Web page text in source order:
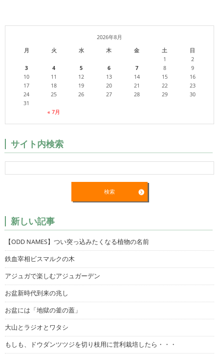
2026年8月
月
火 水 木 金 土 日
« 7月
1
2
3
4 5 6 7 8
9
10
11 12 13 14 15
16
17
18 19 20 21 22
23
24
25 26 27 28 29
30
31
サイト内検索
新しい記事
【ODD NAMES】つい突っ込みたくなる植物の名前
鉄血宰相ビスマルクの木
アジュガで楽しむアジュガーデン
お盆新時代到来の兆し
お盆には「地獄の釜の蓋」
大山とラジオとワタシ
もしも、ドウダンツツジを切り枝用に営利栽培したら・・・